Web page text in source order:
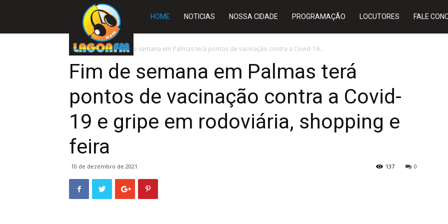
Rádio
Lagoa
FM
HOME NOTICIAS NOSSA CIDADE PROGRAMAÇÃO LOCUTORES FALE
Início SLIDE Fim de semana em Palmas terá pontos de vacinação contra a Covid-19...
Fim de semana em Palmas terá
pontos de vacinação contra a Covid-
19 e gripe em rodoviária, shopping e
feira
10 de dezembro de 2021 0
137